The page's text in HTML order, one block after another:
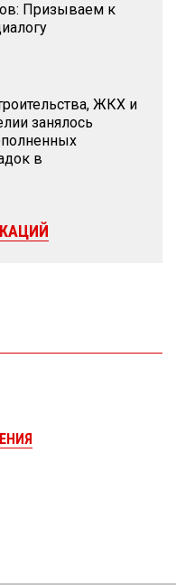
Призываем к
ЖКХ и
занялось
в